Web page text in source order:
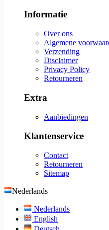
Informatie
Over ons
Algemene
Verzending
Disclaimer
Privacy Policy
Retourneren
Extra
Aanbiedingen
Klantenservice
Contact
Retourneren
Sitemap
Nederlands
Nederlands
English